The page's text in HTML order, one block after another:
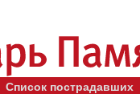
Список пострадавших